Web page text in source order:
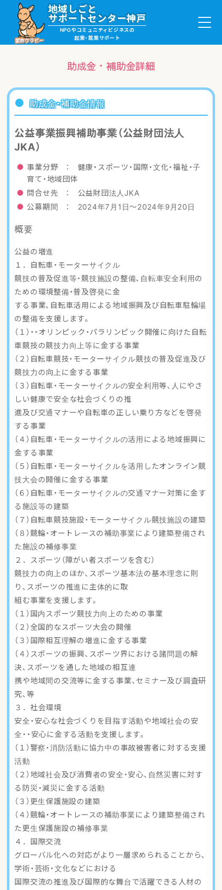
愛称ワラビー
地域しごと
サポートセンター神戸
NPOやコミュニティビジネスの
起業・就業サポート
就職・ボランティア情報
ワラビーについて
助成金・補助金詳細
助成金・補助金情報
公益事業振興補助事業（公益財団法人
JKA）
事業分野 ： 健康・スポーツ・国際・文化・福祉・子
育て・地域団体
問合せ先 ： 公益財団法人JKA
公募期間 ： 2024年7月1日〜2024年9月20日
概要
公益の増進
１．自転車・モーターサイクル
競技の普及促進等・競技施設の整備、自転車安全利用の
ための環境整備・普及啓発に金
する事業、自転車活用による地域振興及び自転車駐輪場
の整備を支援します。
（１）・・オリンピック・パラリンピック開催に向けた自転
車競技の競技力向上等に金する事業
（２）自転車競技・モーターサイクル競技の普及促進及び
競技力の向上に金する事業
（３）自転車・モーターサイクルの安全利用等、人にやさ
しい健康で安全な社会づくりの推
進及び交通マナーや自転車の正しい乗り方などを啓発
する事業
（４）自転車・モーターサイクルの活用による地域振興に
金する事業
（５）自転車・モーターサイクルを活用したオンライン競
技大会の開催に金する事業
（６）自転車・モーターサイクルの交通マナー対策に金す
る施設等の建築
（７）自転車競技施設・モーターサイクル競技施設の建築
（８）競輪・オートレースの補助事業により建築整備され
た施設の補修事業
２．スポーツ（障がい者スポーツを含む）
競技力の向上のほか、スポーツ基本法の基本理念に則
り、スポーツの推進に主体的に取
組む事業を支援します。
（１）国内スポーツ競技力向上のための事業
（２）全国的なスポーツ大会の開催
（３）国際相互理解の増進に金する事業
（４）スポーツの振興、スポーツ界における諸問題の解
決、スポーツを通した地域の相互連
携や地域間の交流等に金する事業、セミナー及び調査研
究、等
３．社会環境
安全・安心な社会づくりを目指す活動や地域社会の安
全・・安心に金する活動を支援します。
（１）警察・消防活動に協力中の事故被害者に対する支援
活動
（２）地域社会及び消費者の安全・安心、自然災害に対す
る防災・減災に金する活動
（３）更生保護施設の建築
（４）競輪・オートレースの補助事業により建築整備され
た更生保護施設の補修事業
４．国際交流
グローバル化への対応がより一層求められることから、
学術・芸術・文化などにおける
国際交流の推進及び国際的な舞台で活躍できる人材の